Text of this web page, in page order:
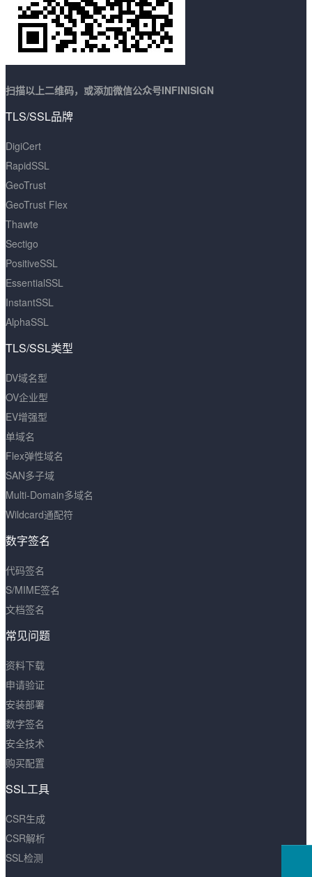
扫描以上二维码，或添加微信公众号INFINISIGN
TLS/SSL品牌
DigiCert
RapidSSL
GeoTrust
GeoTrust Flex
Thawte
Sectigo
PositiveSSL
EssentialSSL
InstantSSL
AlphaSSL
TLS/SSL类型
DV域名型
OV企业型
EV增强型
单域名
Flex弹性域名
SAN多子域
Multi-Domain多域名
Wildcard通配符
数字签名
代码签名
S/MIME签名
文档签名
常见问题
资料下载
申请验证
安装部署
数字签名
安全技术
购买配置
SSL工具
CSR生成
CSR解析
SSL检测